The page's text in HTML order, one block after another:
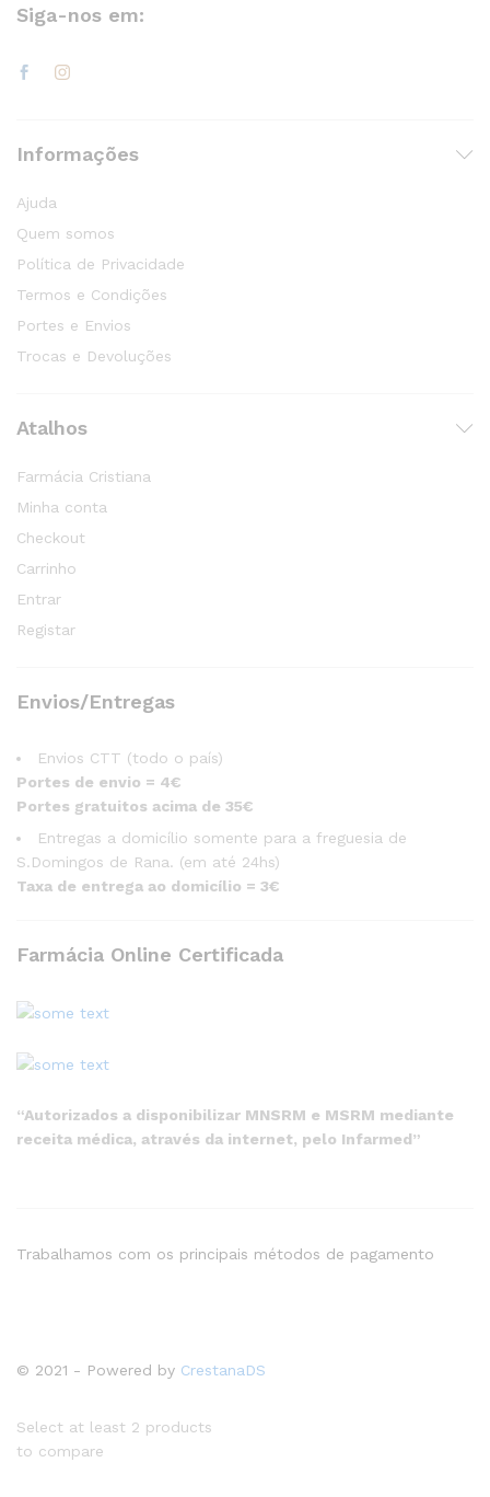
Siga-nos em:
Informações
Ajuda
Quem somos
Política de Privacidade
Termos e Condições
Portes e Envios
Trocas e Devoluções
Atalhos
Farmácia Cristiana
Minha conta
Checkout
Carrinho
Entrar
Registar
Envios/Entregas
Envios CTT (todo o país)
Portes de envio = 4€
Portes gratuitos acima de 35€
Entregas a domicílio somente para a freguesia de
S.Domingos de Rana. (em até 24hs)
Taxa de entrega ao domicílio = 3€
Farmácia Online Certificada
“Autorizados a disponibilizar MNSRM e MSRM mediante
receita médica, através da internet, pelo Infarmed”
© 2021 - Powered by CrestanaDS
Trabalhamos com os principais métodos de pagamento
Select at least 2 products
to compare